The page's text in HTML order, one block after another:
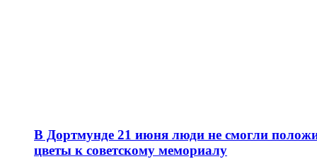
В Дортмунде 21 июня люди не смогли
цветы к советскому мемориалу